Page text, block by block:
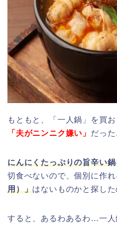
もともと、「一人鍋」を買
「夫がニンニク嫌い」 だった
にんにくたっぷりの旨辛い鍋
切食べないので、個別に作
用）」はないものかと探した
すると、あるわあるわ…一